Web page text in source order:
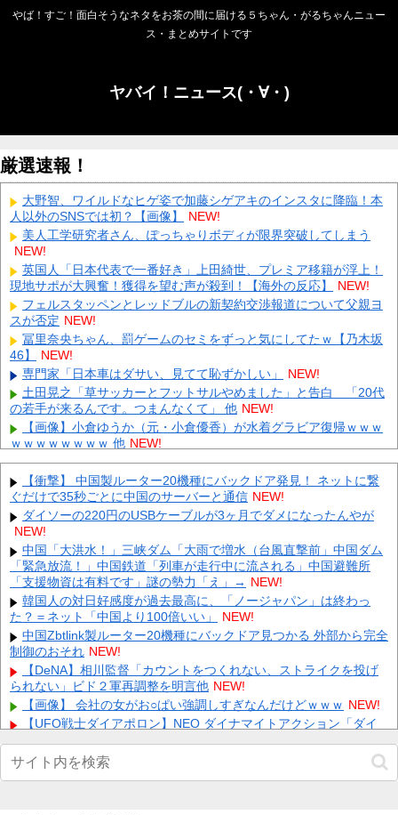
やば！すご！面白そうなネタをお茶の間に届ける５ちゃん・がるちゃんニュー
ス・まとめサイトです
ヤバイ！ニュース(・∀・)
厳選速報！
大野智、ワイルドなヒゲ姿で加藤シゲアキのインスタに降臨！本
人以外のSNSでは初？【画像】
NEW!
美人工学研究者さん、ぽっちゃりボディが限界突破してしまう
NEW!
英国人「日本代表で一番好き」上田綺世、プレミア移籍が浮上！
現地サポが大興奮！獲得を望む声が殺到！【海外の反応】
NEW!
フェルスタッペンとレッドブルの新契約交渉報道について父親ヨ
スが否定 NEW!
冨里奈央ちゃん、罰ゲームのセミをずっと気にしてたｗ【乃木坂
46】
NEW!
専門家「日本車はダサい、見てて恥ずかしい」
NEW!
土田晃之「草サッカーとフットサルやめました」と告白 「20代
の若手が来るんです。つまんなくて」 他 NEW!
【画像】小倉ゆうか（元・小倉優香）が水着グラビア復帰ｗｗｗ
ｗｗｗｗｗｗｗｗ 他 NEW!
【にじさんじ】笹木「本日から1週間ほど里に帰省してくるやよ
～。久々に京都満喫してくるっ！」 他 NEW!
【速報】新ガチャ「彩獣神祭」登場！？ルール詳細がこちら 他
NEW!
【悲報】元ジャングル斉藤の被害女性「事件で知名度を上げてバ
ウムクーヘン売ったりTikTokライブしてて悔しさと怒りを感
じ... NEW!
【ネタバレ】 ワンピース、ルフィ絶体絶命の超展開ｗｗｗｗｗｗ
ｗｗｗｗｗｗｗｗｗｗｗｗｗｗｗｗｗｗｗｗｗｗｗｗｗｗｗｗｗ
ｗ... NEW!
【速報】 専門家「イオンモール熊本の爆心地に”こんなもの”があ
ったんだけど…」 NEW!
【画像】 真夏日のプール、ガチで最高すぎｗｗｗｗｗｗｗｗｗｗ
NEW!
内田梨瑚受刑者「社会に戻りたいです」 NEW!
Powered by livedoor 相互RSS
【衝撃】 中国製ルーター20機種にバックドア発見！ ネットに繋
ぐだけで35秒ごとに中国のサーバーと通信 NEW!
ダイソーの220円のUSBケーブルが3ヶ月でダメになったんやが
NEW!
中国「大洪水！」三峡ダム「大雨で増水（台風直撃前」中国ダム
「緊急放流！」中国鉄道「列車が走行中に流される」中国避難所
「支援物資は有料です」謎の勢力「え」→ NEW!
韓国人の対日好感度が過去最高に、「ノージャパン」は終わっ
た？＝ネット「中国より100倍いい」
NEW!
中国Zbtlink製ルーター20機種にバックドア見つかる 外部から完全
制御のおそれ NEW!
【DeNA】相川監督「カウントをつくれない、ストライクを投げ
られない」ビド２軍再調整を明言他 NEW!
【画像】 会社の女がお○ぱい強調しすぎなんだけどｗｗｗ NEW!
【UFO戦士ダイアポロン】NEO ダイナマイトアクション「ダイ
NEW!
【画像】 アイナジエンドさん、お尻が性的すぎた件ｗｗｗｗｗｗ